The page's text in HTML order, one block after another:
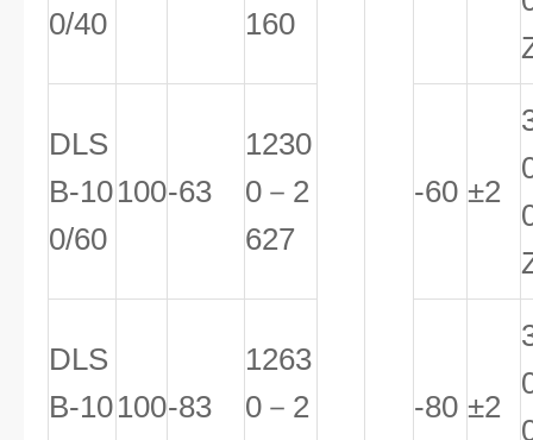
0/40
160
DLS
B-10
0/60
100-63
1230
0－2
627
-60 ±2
DLS
B-10100-83
1263
0－2
-80 ±2